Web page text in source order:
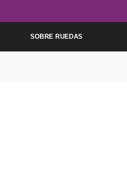
SOBRE RUEDAS